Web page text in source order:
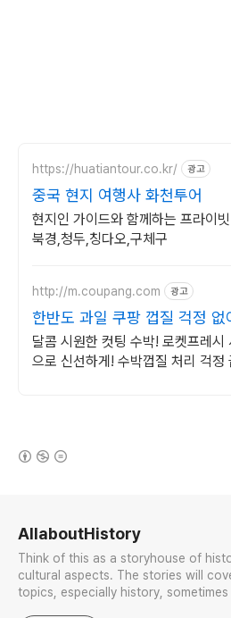
https://huatiantour.co.kr/ 광고
중국 현지 여행사 화천투어
현지인 가이드와 함께하는 프라이
북경,청두,칭다오,구체구
http://m.coupang.com 광고
한반도 과일 쿠팡 껍질 걱정 없
달콤 시원한 컷팅 수박! 로켓프레시
으로 신선하게! 수박껍질 처리 걱정
AllaboutHistory
Think of this as a storyhouse of
cultural aspects. The stories will
topics, especially history, sometimes